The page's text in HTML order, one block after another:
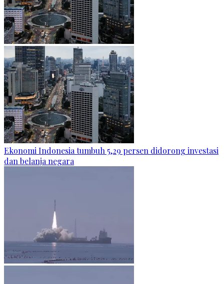
Ekonomi Indonesia tumbuh 5,29 persen didorong investasi
dan belanja negara